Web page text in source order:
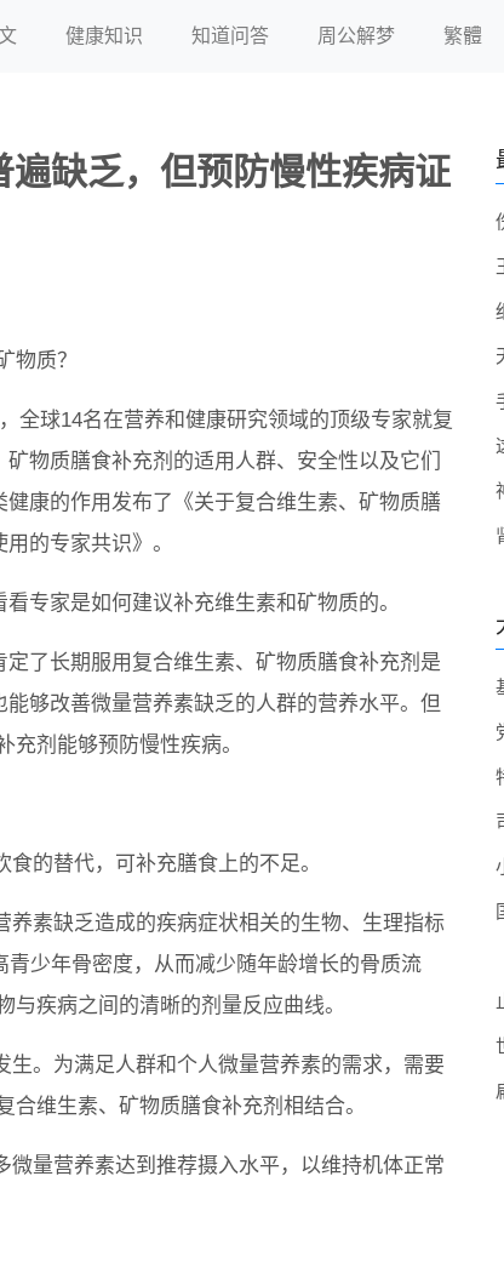
健康知识 知道问答 周公解梦 繁體
缺乏，但预防慢性疾病证
物质？
全球14名在营养和健康研究领域的顶级专家就复
矿物质膳食补充剂的适用人群、安全性以及它们
健康的作用发布了《关于复合维生素、矿物质膳
的专家共识》。
看专家是如何建议补充维生素和矿物质的。
定了长期服用复合维生素、矿物质膳食补充剂是
能够改善微量营养素缺乏的人群的营养水平。但
剂能够预防慢性疾病。
的替代，可补充膳食上的不足。
素缺乏造成的疾病症状相关的生物、生理指标
少年骨密度，从而减少随年龄增长的骨质流
疾病之间的清晰的剂量反应曲线。
。为满足人群和个人微量营养素的需求，需要
维生素、矿物质膳食补充剂相结合。
量营养素达到推荐摄入水平，以维持机体正常